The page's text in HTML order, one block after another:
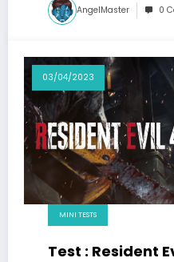
AngelMaster 0
03/04/2023
MINI TESTS
Test : Resident